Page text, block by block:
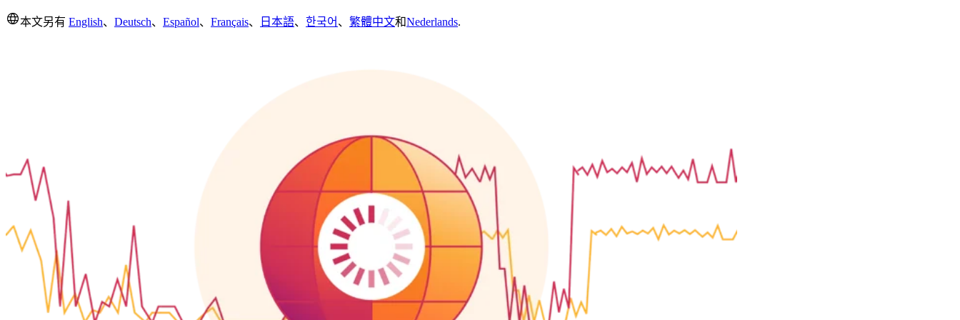
本文另有 English、 Deutsch、 Español、 Français、 日本語、 한국어 、 繁體中文和Nederlands.